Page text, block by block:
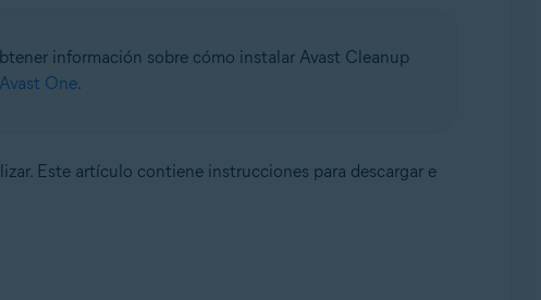
información sobre cómo instalar Avast Cleanup
One.
Este artículo contiene instrucciones para descargar e